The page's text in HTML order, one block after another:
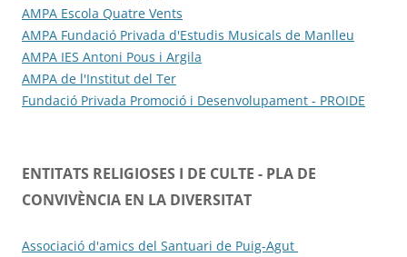
AMPA Escola Quatre Vents
AMPA Fundació Privada d'Estudis Musicals de Manlleu
AMPA IES Antoni Pous i Argila
AMPA de l'Institut del Ter
Fundació Privada Promoció i Desenvolupament - PROIDE
ENTITATS RELIGIOSES I DE CULTE - PLA DE
CONVIVÈNCIA EN LA DIVERSITAT
Associació d'amics del Santuari de Puig-Agut